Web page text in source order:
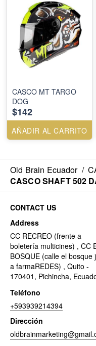
CASCO MT TARGO
DOG
$142
AÑADIR AL CARRITO
Old Brain Ecuador /
CASCO SHAFT 502
CONTACT US
Address
CC RECREO (frente a
boletería multicines) , CC
BOSQUE (calle el bosque
a farmaREDES) , Quito -
170401, Pichincha,
Teléfono
+593939214394
Dirección